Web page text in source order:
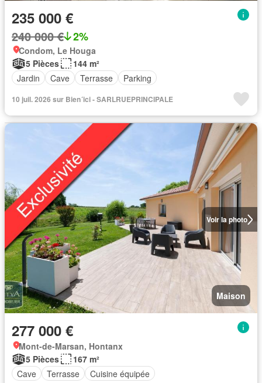
235 000 €
240 000 € 2%
Condom, Le Houga
5 Pièces
144 m²
Jardin
Cave Terrasse Parking
10 juil. 2026 sur Bien´ici - SARLRUEPRINCIPALE
Voir la photo
Maison
277 000 €
Mont-de-Marsan, Hontanx
5 Pièces
167 m²
Cave
Terrasse Cuisine équipée